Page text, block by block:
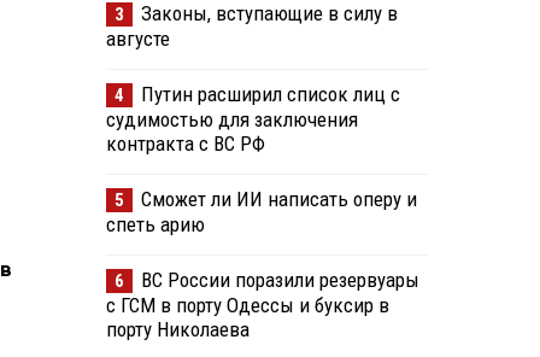
3
Законы, вступающие в силу в
августе
4
Путин расширил список лиц с
судимостью для заключения
контракта с ВС РФ
5
Сможет ли ИИ написать оперу и
спеть арию
6
ВС России поразили резервуары
с ГСМ в порту Одессы и буксир в
порту Николаева